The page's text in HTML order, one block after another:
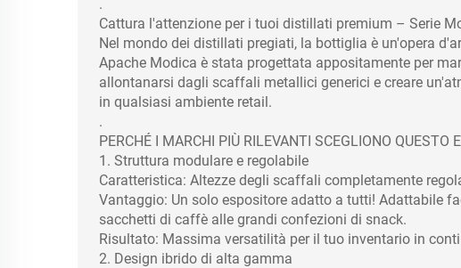
.
Cattura l'attenzione per i tuoi distillati premium – Serie
Nel mondo dei distillati pregiati, la bottiglia è un'opera
Apache Modica è stata progettata appositamente per
allontanarsi dagli scaffali metallici generici e creare
in qualsiasi ambiente retail.
.
PERCHÉ I MARCHI PIÙ RILEVANTI SCEGLIONO QUESTO
1. Struttura modulare e regolabile
Caratteristica: Altezze degli scaffali completamente
Vantaggio: Un solo espositore adatto a tutti! Adattabile
sacchetti di caffè alle grandi confezioni di snack.
Risultato: Massima versatilità per il tuo inventario in
2. Design ibrido di alta gamma